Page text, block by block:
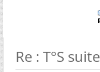
Re : T°S